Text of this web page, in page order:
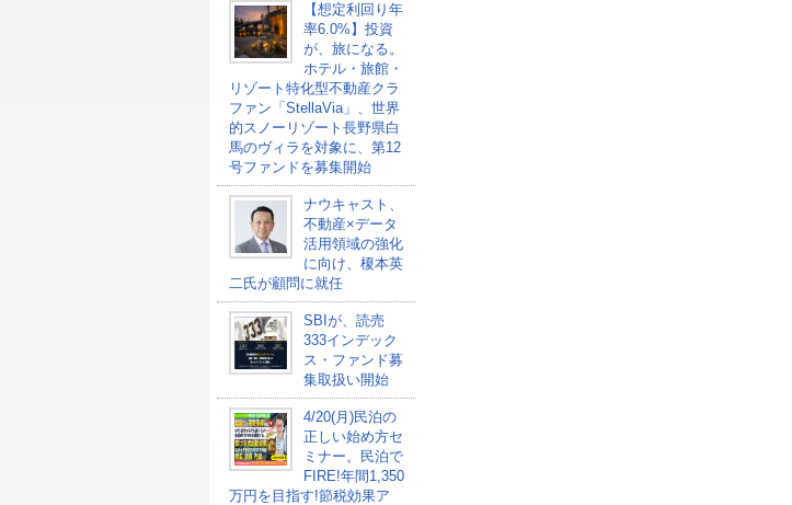
【想定利回り年
率6.0%】投資
が、旅になる。
ホテル・旅館・
リゾート特化型不動産クラ
ファン「StellaVia」、世界
的スノーリゾート長野県白
馬のヴィラを対象に、第12
号ファンドを募集開始
ナウキャスト、
不動産×データ
活用領域の強化
に向け、榎本英
二氏が顧問に就任
SBIが、読売
333インデック
ス・ファンド募
集取扱い開始
4/20(月)民泊の
正しい始め方セ
ミナー。民泊で
FIRE!年間1,350
万円を目指す!節税効果ア